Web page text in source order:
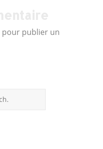
pour publier un